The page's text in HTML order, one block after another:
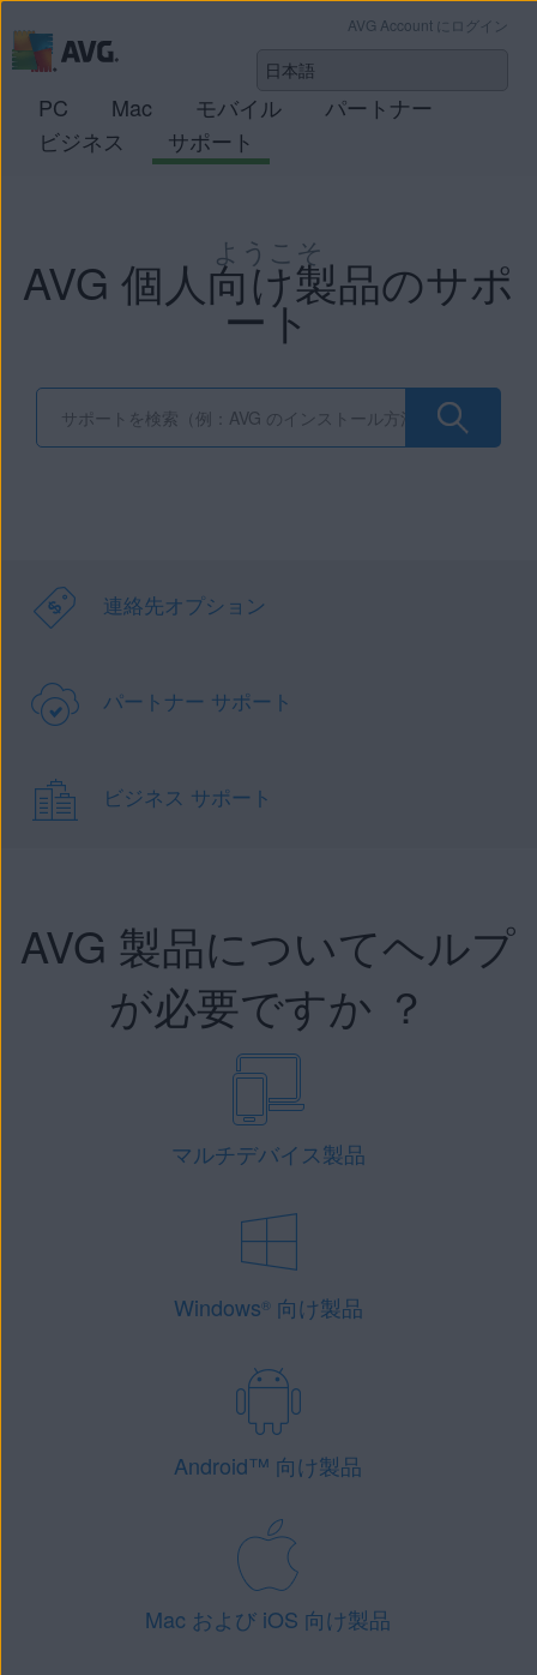
AVG Account にログイン
PC Mac モバイル
パートナー
ビジネス
サポート
ようこそ
AVG 個人向け製品のサポ
ート
連絡先オプション
パートナー サポート
ビジネス サポート
AVG 製品についてヘルプ
が必要ですか ？
マルチデバイス製品
Windows®向け製品
Android™ 向け製品
Mac および iOS 向け製品